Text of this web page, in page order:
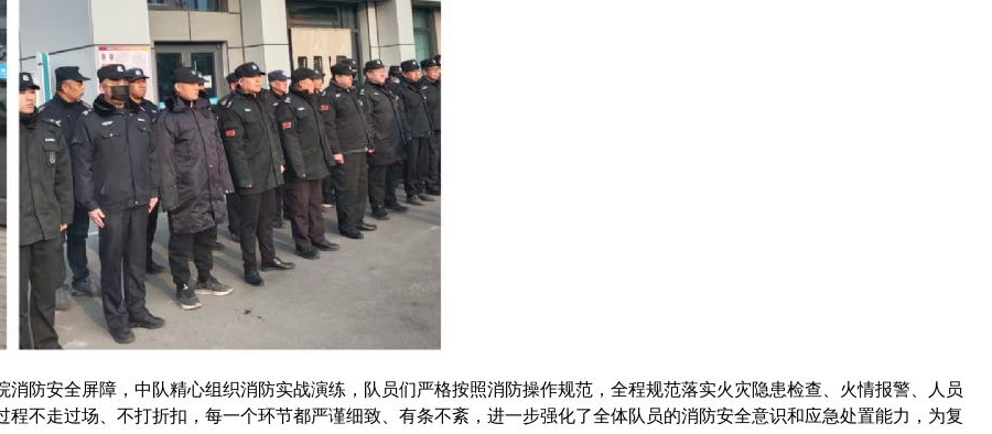
防安全屏障，中队精心组织消防实战演练，队员们严格按照消防操作规范，全程规范落实火灾隐患检查、火情报警、人员
不走过场、不打折扣，每一个环节都严谨细致、有条不紊，进一步强化了全体队员的消防安全意识和应急处置能力，为复